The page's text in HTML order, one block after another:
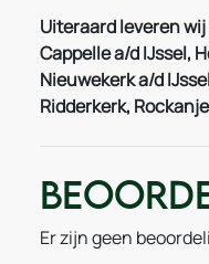
Uiteraard leveren
Cappelle a/d IJssel,
Nieuwekerk a/d
Ridderkerk,
Er zijn geen